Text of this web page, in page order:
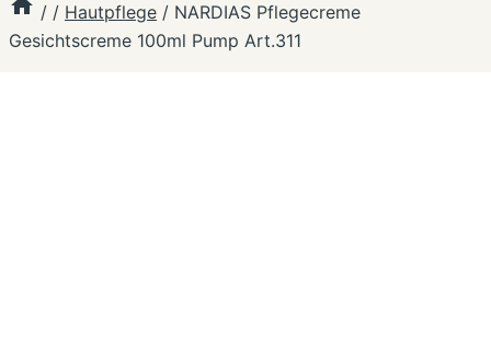
/ / Hautpflege / NARDIAS Pflegecreme
Gesichtscreme 100ml Pump Art.311